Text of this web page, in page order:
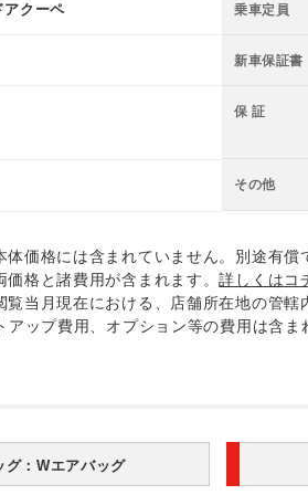
アクーペ 乗車定員
新車保証書
保 証
その他
体価格には含まれていません。別途有
価格と諸費用が含まれます。詳しくはコ
覧当月現在における、店舗所在地の管
アップ費用、オプション等の費用は含
： Wエアバッグ